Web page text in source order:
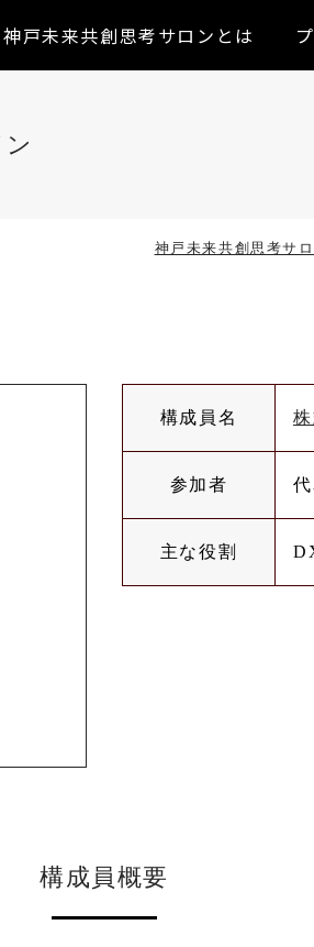
神戸未来共創思考サロンとは
神戸未来共創思考サ
構成員名
参加者
主な役割
構成員概要